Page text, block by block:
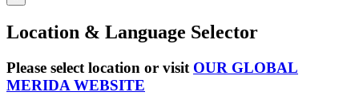
Location & Language Selector
Please select location or visit OUR GLOBAL
MERIDA WEBSITE